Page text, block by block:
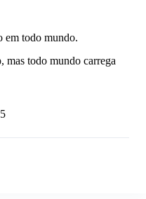
em todo mundo.
mas todo mundo carrega